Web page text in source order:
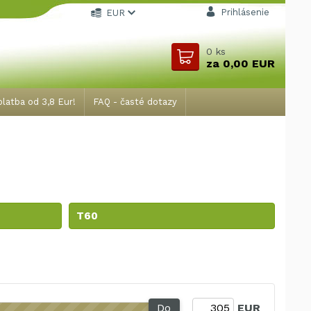
od 3,8 Eur! FAQ - časté dotazy
EUR Prihlásenie
0ks
za0,00 EUR
T60
Do EUR